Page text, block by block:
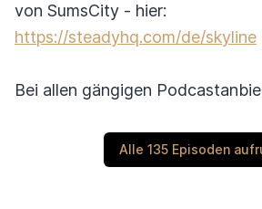
von SumsCity - hier:
https://steadyhq.com/de/skyline
Bei allen gängigen
Alle 135 Episoden